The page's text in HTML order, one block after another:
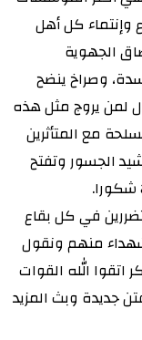
وإنتماء كل أهل
الجهوية
وصراخ ينضح
لمن يروج مثل هذه
مع المتأثرين
الجسور وتفتح
شكورا.
في كل بقاع
منهم ونقول
اتقوا الله القوات
جديدة وبث المزيد